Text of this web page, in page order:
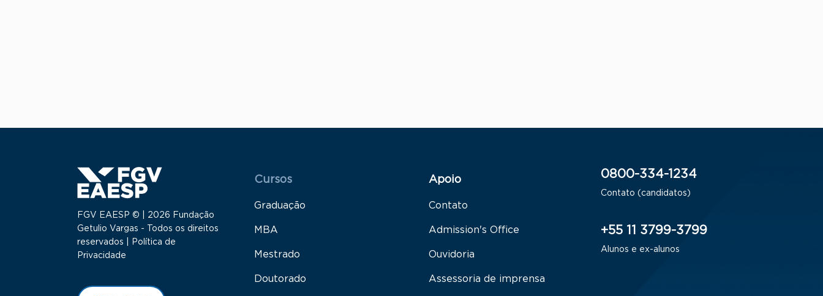
FGV EAESP © | 2026 Fundação
Getulio Vargas - Todos os direitos
reservados |
Política de
Privacidade
Menu Rodapé 1
Cursos
Graduação
MBA
Mestrado
Doutorado
Rodapé 2
Apoio
Contato
Admission's Office
Ouvidoria
Assessoria de imprensa
0800-334-1234
Contato (candidatos)
+55 11 3799-3799
Alunos e ex-alunos